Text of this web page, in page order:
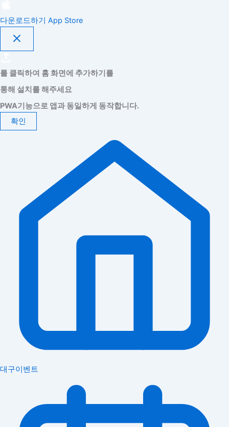
다운로드하기 App Store
를 클릭하여 홈 화면에 추가하기를
통해 설치를 해주세요
PWA기능으로 앱과 동일하게 동작합니다.
확인
대구이벤트